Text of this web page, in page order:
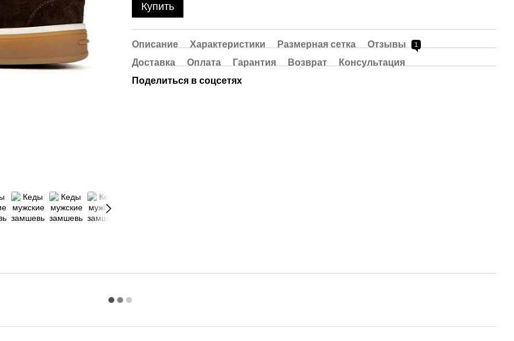
Купить
Описание Характеристики Размерная сетка Отзывы 1
Доставка Оплата Гарантия Возврат
Консультация
Поделиться в соцсетях